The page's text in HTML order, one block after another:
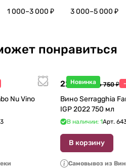
1 000–3 000 ₽ 3 000–5 000 ₽
понравиться
Nu Vino
Новинка
22 738 ₽26 750 ₽
Вино Serragghia
IGP 2022 750 мл
В наличии: 1Арт.
В корзину
Самовывоз из